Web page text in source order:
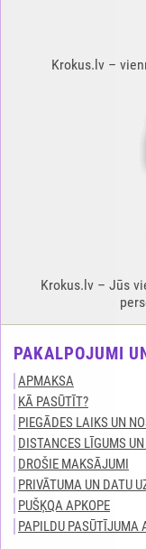
Krokus.lv –
Krokus.lv – Jūs
PAKALPOJUMI
APMAKSA
KĀ PASŪTĪT?
PIEGĀDES LAIKS UN
DISTANCES LĪGUMS
DROŠIE MAKSĀJUMI
PRIVĀTUMA UN DATU
PUŠĶQA APKOPE
PAPILDU PASŪTĪJUMA